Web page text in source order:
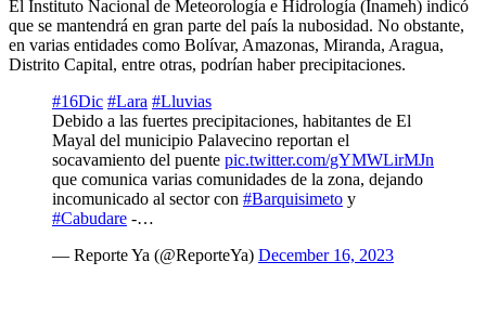
El Instituto Nacional de Meteorología e Hidrología (Inameh) indicó
que se mantendrá en gran parte del país la nubosidad. No obstante,
en varias entidades como Bolívar, Amazonas, Miranda, Aragua,
Distrito Capital, entre otras, podrían haber precipitaciones.
#16Dic #Lara #Lluvias
Debido a las fuertes precipitaciones, habitantes de El
Mayal del municipio Palavecino reportan el
socavamiento del puente pic.twitter.com/gYMWLirMJn
que comunica varias comunidades de la zona, dejando
incomunicado al sector con #Barquisimeto y
#Cabudare -…
— Reporte Ya (@ReporteYa) December 16, 2023